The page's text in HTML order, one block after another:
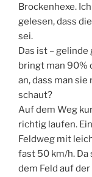
Brockenhexe.
gelesen, dass
sei.
Das ist –
bringt man 90%
an, dass man
schaut?
Auf dem Weg
richtig laufen.
Feldweg mit
fast 50 km/h. Da
dem Feld auf